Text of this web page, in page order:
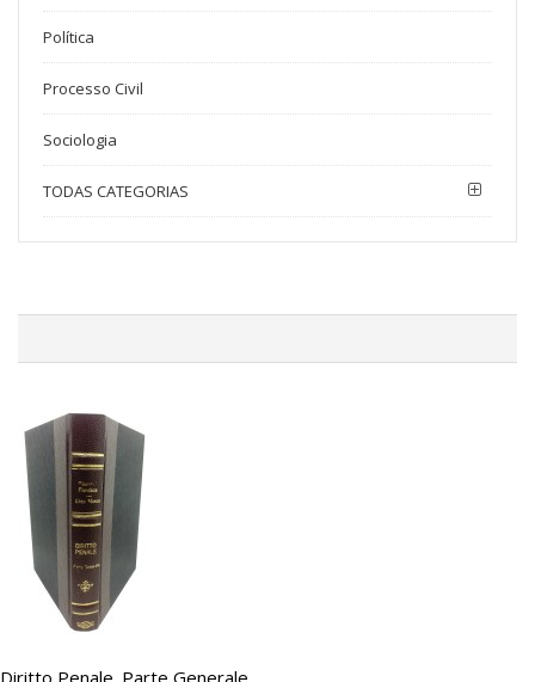
Política
Processo Civil
Sociologia
TODAS CATEGORIAS
Diritto Penale. Parte Generale